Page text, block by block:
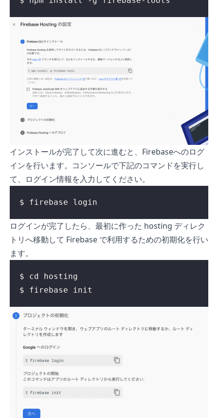
インストールが完了して次に進むと、Firebaseへのログ
インを行います。コンソールで下記のコマンドを実行し
て、ログイン情報を入力してください。
$ firebase login
ログインが完了したら、最初に作った hosting ディレク
トリへ移動して Firebase で利用するための初期化を行い
ます。
$ firebase init